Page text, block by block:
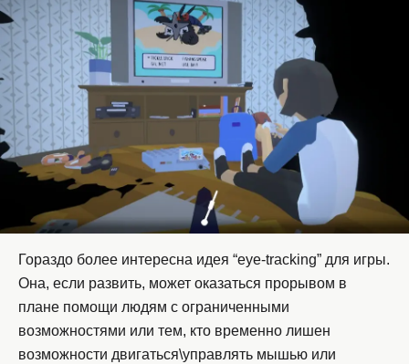
Гораздо более интересна идея “eye-tracking” для игры.
Она, если развить, может оказаться прорывом в
плане помощи людям с ограниченными
возможностями или тем, кто временно лишен
возможности двигаться\управлять мышью или